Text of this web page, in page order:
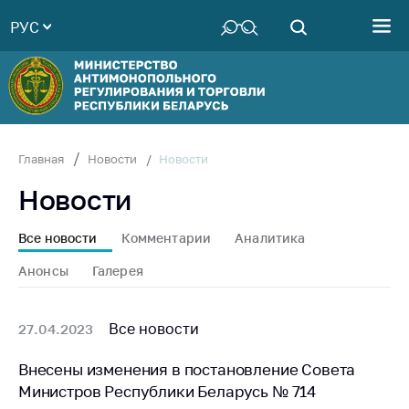
Руководство
Структура
Министерства
Территориальные
Законодательство
Антикоррупционная
деятельность
совет
Соискателям
Награждения
РУС
Главная Новости Новости
Новости
Все новости Комментарии Аналитика
Анонсы Галерея
27.04.2023 Все новости
Внесены изменения в постановление Совета
Министров Республики Беларусь № 714